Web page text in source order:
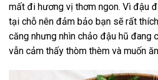
mất đi hương vị thơm ngon. Vì đậu
tại chỗ nên đảm bảo bạn sẽ rất
căng nhưng nhìn chảo đậu hũ đang
vẫn cảm thấy thòm thèm và muốn